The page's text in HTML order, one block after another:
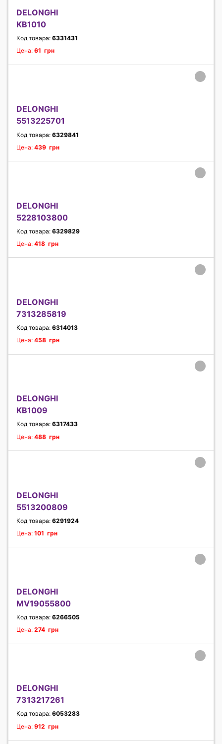
DELONGHI
KB1010
Код товара: 6331431
Цена: 61 грн
DELONGHI
5513225701
Код товара: 6329841
Цена: 439 грн
DELONGHI
5228103800
Код товара: 6329829
Цена: 418 грн
DELONGHI
7313285819
Код товара: 6314013
Цена: 458 грн
DELONGHI
KB1009
Код товара: 6317433
Цена: 488 грн
DELONGHI
5513200809
Код товара: 6291924
Цена: 101 грн
DELONGHI
MV19055800
Код товара: 6266505
Цена: 274 грн
DELONGHI
7313217261
Код товара: 6053283
Цена: 912 грн